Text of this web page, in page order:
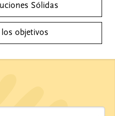
Sólidas
objetivos